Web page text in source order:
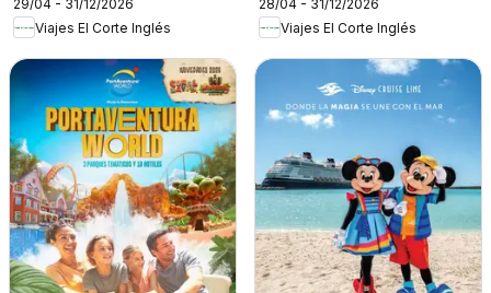
Tourmundial
29/04 - 31/12/2026
Viajes El Corte Inglés
28/04 - 31/12/2026
Viajes El Corte Inglés